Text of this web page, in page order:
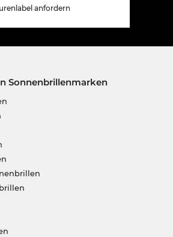
anfordern
Sonnenbrillenmarken